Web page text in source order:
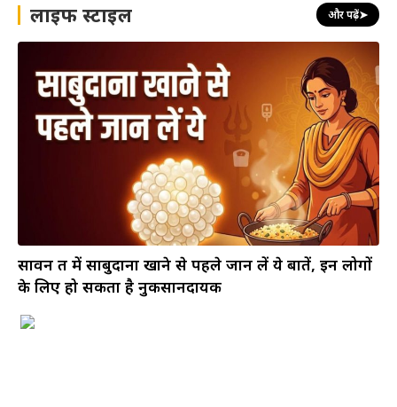
लाइफ स्टाइल और पढ़ें➤
सावन व्रत में साबुदाना खाने से पहले जान लें ये बातें, इन लोगों
के लिए हो सकता है नुकसानदायक